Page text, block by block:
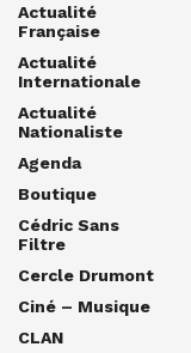
Actualité
Française
Actualité
Internationale
Actualité
Nationaliste
Agenda
Boutique
Cédric Sans
Filtre
Cercle Drumont
Ciné – Musique
CLAN